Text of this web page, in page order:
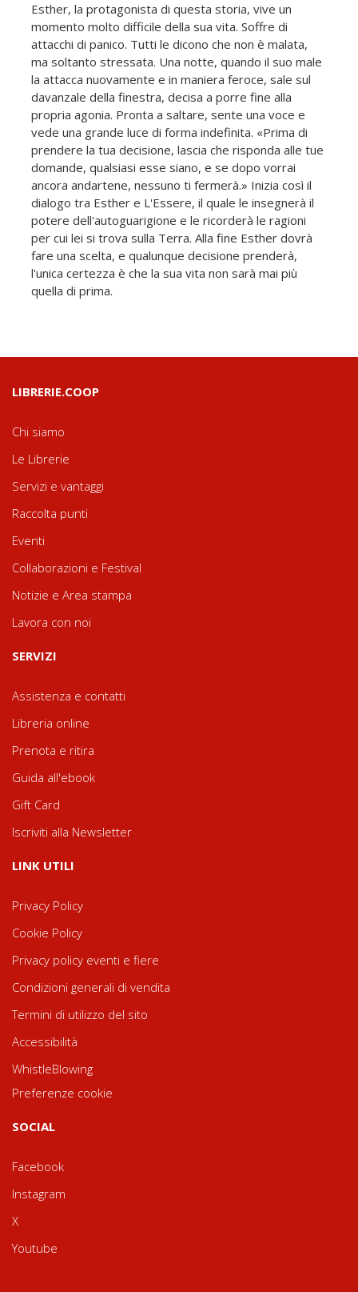
Esther, la protagonista di questa storia, vive un
momento molto difficile della sua vita. Soffre di
attacchi di panico. Tutti le dicono che non è malata,
ma soltanto stressata. Una notte, quando il suo male
la attacca nuovamente e in maniera feroce, sale sul
davanzale della finestra, decisa a porre fine alla
propria agonia. Pronta a saltare, sente una voce e
vede una grande luce di forma indefinita. «Prima di
prendere la tua decisione, lascia che risponda alle tue
domande, qualsiasi esse siano, e se dopo vorrai
ancora andartene, nessuno ti fermerà.» Inizia così il
dialogo tra Esther e L'Essere, il quale le insegnerà il
potere dell'autoguarigione e le ricorderà le ragioni
per cui lei si trova sulla Terra. Alla fine Esther dovrà
fare una scelta, e qualunque decisione prenderà,
l'unica certezza è che la sua vita non sarà mai più
quella di prima.
LIBRERIE.COOP
Chi siamo
Le Librerie
Servizi e vantaggi
Raccolta punti
Eventi
Collaborazioni e Festival
Notizie e Area stampa
Lavora con noi
SERVIZI
Assistenza e contatti
Libreria online
Prenota e ritira
Guida all'ebook
Gift Card
Iscriviti alla Newsletter
LINK UTILI
Privacy Policy
Cookie Policy
Privacy policy eventi e fiere
Condizioni generali di vendita
Termini di utilizzo del sito
Accessibilità
WhistleBlowing
Preferenze cookie
SOCIAL
Facebook
Instagram
X
Youtube